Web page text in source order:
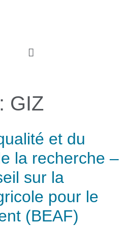
GIZ
et du
la recherche –
sur la
pour le
(BEAF)